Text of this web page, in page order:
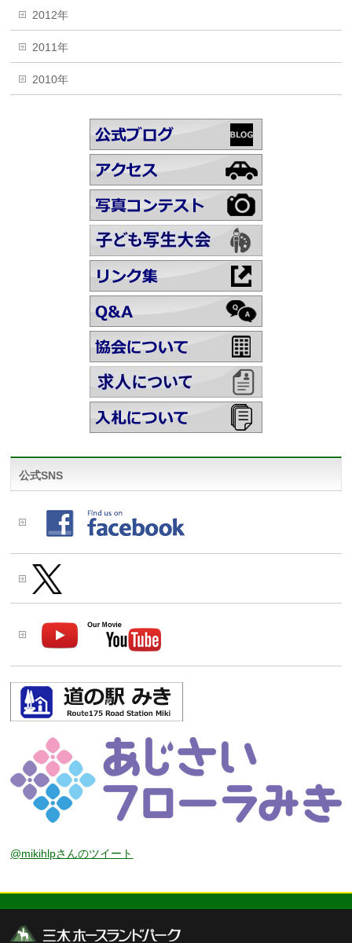
2012年
2011年
2010年
公式SNS
@mikihlpさんのツイート